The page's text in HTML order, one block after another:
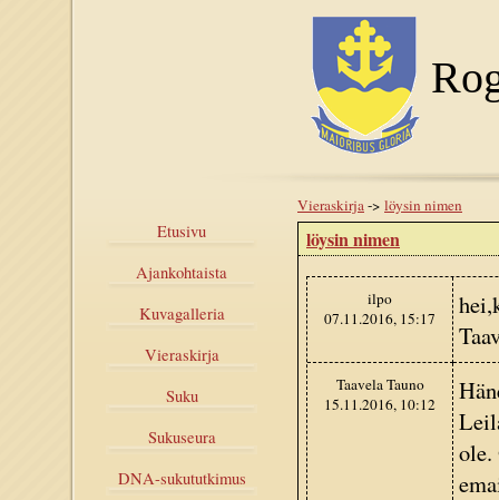
Etusivu
Ajankohtaista
Kuvagalleria
Vieraskirja
Suku
Sukuseura
DNA-sukututkimus
Vieraskirja-> löysin nimen
löysin nimen
ilpo
07.11.2016, 15:17
Taavela Tauno
15.11.2016, 10:12